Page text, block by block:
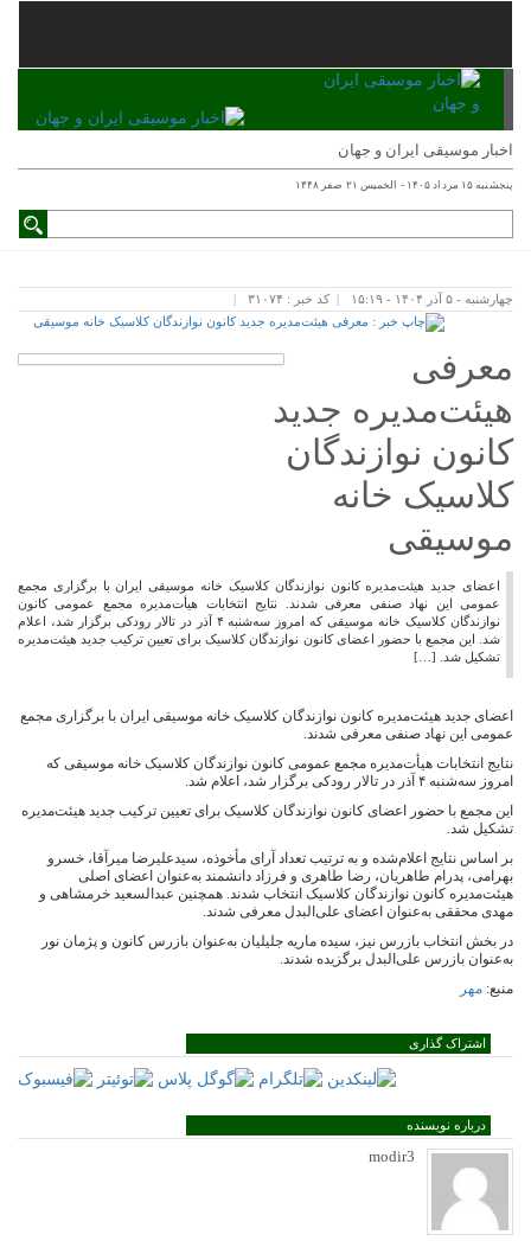
اخبار موسیقی ایران و جهان
پنجشنبه ۱۵ مرداد ۱۴۰۵ - الخميس ۲۱ صفر ۱۴۴۸
چهارشنبه - ۵ آذر ۱۴۰۴ - ۱۵:۱۹ کد خبر : ۳۱۰۷۴
معرفی
هیئت‌مدیره جدید
کانون نوازندگان
کلاسیک خانه
موسیقی
اعضای جدید هیئت‌مدیره کانون نوازندگان کلاسیک خانه موسیقی ایران با برگزاری مجمع
عمومی این نهاد صنفی معرفی شدند. نتایج انتخابات هیأت‌مدیره مجمع عمومی کانون
نوازندگان کلاسیک خانه موسیقی که امروز سه‌شنبه ۴ آذر در تالار رودکی برگزار شد، اعلام
شد. این مجمع با حضور اعضای کانون نوازندگان کلاسیک برای تعیین ترکیب جدید هیئت‌مدیره
تشکیل شد. […]
اعضای جدید هیئت‌مدیره کانون نوازندگان کلاسیک خانه موسیقی ایران با برگزاری مجمع
عمومی این نهاد صنفی معرفی شدند.
نتایج انتخابات هیأت‌مدیره مجمع عمومی کانون نوازندگان کلاسیک خانه موسیقی که
امروز سه‌شنبه ۴ آذر در تالار رودکی برگزار شد، اعلام شد.
این مجمع با حضور اعضای کانون نوازندگان کلاسیک برای تعیین ترکیب جدید هیئت‌مدیره
تشکیل شد.
بر اساس نتایج اعلام‌شده و به ترتیب تعداد آرای مأخوذه، سیدعلیرضا میرآقا، خسرو
بهرامی، پدرام طاهریان، رضا طاهری و فرزاد دانشمند به‌عنوان اعضای اصلی
هیئت‌مدیره کانون نوازندگان کلاسیک انتخاب شدند. همچنین عبدالسعید خرمشاهی و
مهدی محققی به‌عنوان اعضای علی‌البدل معرفی شدند.
در بخش انتخاب بازرس نیز، سیده ماریه جلیلیان به‌عنوان بازرس کانون و پژمان نور
به‌عنوان بازرس علی‌البدل برگزیده شدند.
منبع: مهر
اشتراک گذاری
درباره نویسنده
modir3